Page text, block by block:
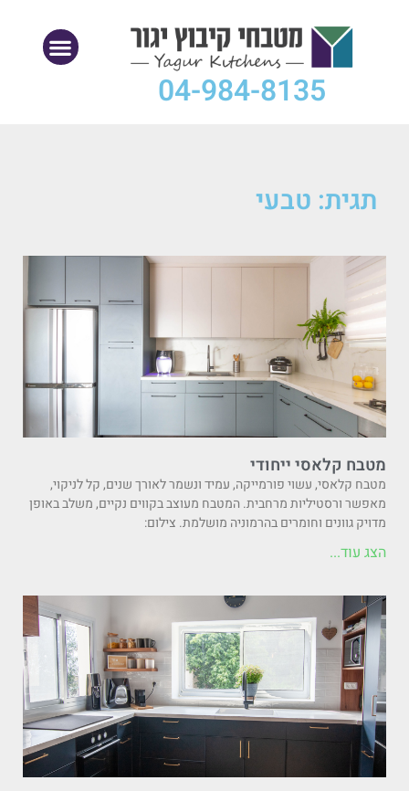
04-984-8135
תגית: טבעי
מטבח קלאסי ייחודי
מטבח קלאסי, עשוי פורמייקה, עמיד ונשמר לאורך שנים, קל לניקוי,
מאפשר ורסטיליות מרחבית. המטבח מעוצב בקווים נקיים, משלב באופן
מדויק גוונים וחומרים בהרמוניה מושלמת. צילום:
הצג עוד...